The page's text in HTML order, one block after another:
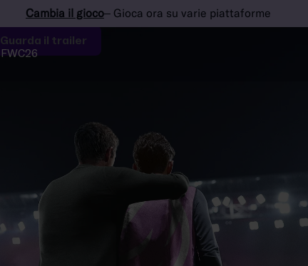
Cambia il gioco– Gioca ora su varie piattaforme
FWC26
Guarda il trailer